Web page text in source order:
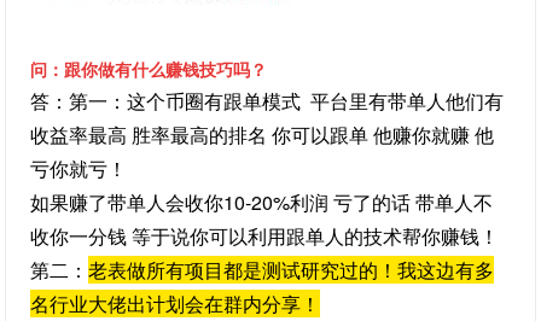
问：跟你做有什么赚钱技巧吗？
答：第一：这个币圈有跟单模式 平台里有带单人他们有
收益率最高 胜率最高的排名 你可以跟单 他赚你就赚 他
亏你就亏！
如果赚了带单人会收你10-20%利润 亏了的话 带单人不
收你一分钱 等于说你可以利用跟单人的技术帮你赚钱！
第二：老表做所有项目都是测试研究过的！我这边有多
名行业大佬出计划会在群内分享！